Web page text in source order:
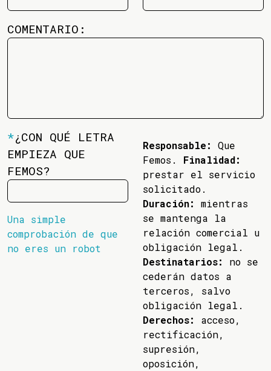
COMENTARIO:
*¿CON QUÉ LETRA
EMPIEZA QUE
FEMOS?
Una simple
comprobación de que
no eres un robot
Responsable:
Que
Femos. Finalidad:
prestar el servicio
solicitado.
Duración:
mientras
se mantenga la
relación comercial u
obligación legal.
Destinatarios:
no se
cederán datos a
terceros, salvo
obligación legal.
Derechos:
acceso,
rectificación,
supresión,
oposición,